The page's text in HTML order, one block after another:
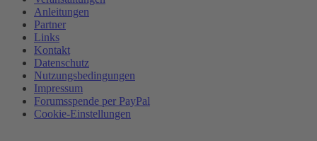
Anleitungen
Partner
Links
Kontakt
Datenschutz
Nutzungsbedingungen
Impressum
Forumsspende per PayPal
Cookie-Einstellungen